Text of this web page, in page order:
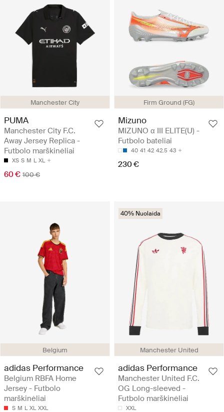
Manchester City
PUMA
Manchester City F.C.
Away Jersey Replica -
Futbolo marškinėliai
XS S M L XL
60 € 100 €
Firm Ground (FG)
Mizuno
MIZUNO α III ELITE(U) -
Futbolo bateliai
40 41 42 42.5 43
230 €
Belgium
adidas Performance
Belgium RBFA Home
Jersey - Futbolo
marškinėliai
S M L XL XXL
Manchester United
40% Nuolaida
adidas Performance
Manchester United F.C.
OG Long-sleeved -
Futbolo marškinėliai
XXL